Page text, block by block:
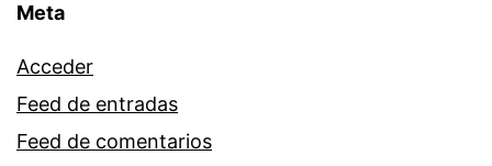
Meta
Acceder
Feed de entradas
Feed de comentarios